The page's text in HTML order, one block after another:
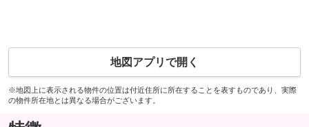
地図アプリで開く
※地図上に表示される物件の位置は付近住所に所在することを表すものであり、実際
の物件所在地とは異なる場合がございます。